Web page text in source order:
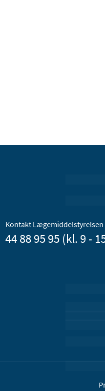
Kontakt Lægemiddelstyrelsen
44 88 95 95 (kl. 9 -